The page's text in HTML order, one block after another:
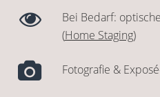
Bei Bedarf:
(Home Staging)
Fotografie &